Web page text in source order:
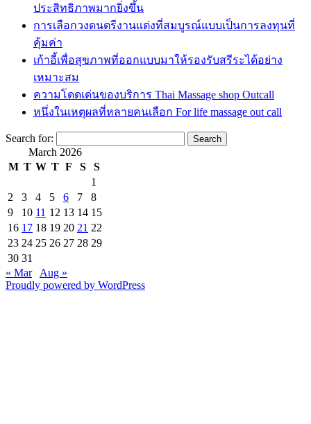
ประสิทธิภาพมากยิ่งขึ้น
การเลือกวงดนตรีงานแต่งที่สมบูรณ์แบบเป็นการลงทุนที่
คุ้มค่า
เก้าอี้เพื่อสุขภาพที่ออกแบบมาให้รองรับสรีระได้อย่าง
เหมาะสม
ความโดดเด่นของบริการ Thai Massage shop Outcall
หนึ่งในเหตุผลที่หลายคนเลือก For life massage out call
Search for:
March 2026
M T W T F S
S
1
2
3 4 5 6 7
8
9
10 11 12 13 14 15
16 17 18 19 20 21 22
23 24 25 26 27 28 29
30 31
« Mar
Aug »
Proudly powered by WordPress